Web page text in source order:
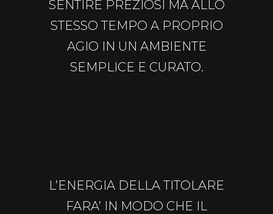
SENTIRE PREZIOSI MA ALLO
STESSO TEMPO A PROPRIO
AGIO IN UN AMBIENTE
SEMPLICE E CURATO.
L’ENERGIA DELLA TITOLARE
FARA’ IN MODO CHE IL